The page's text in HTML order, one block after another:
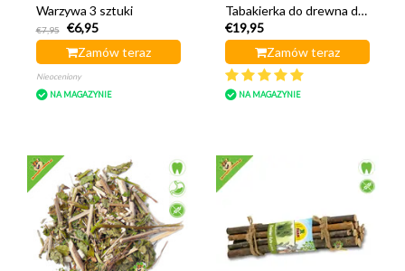
Warzywa 3 sztuki
€7,95
€6,95
Zamów teraz
Nieoceniony
NA MAGAZYNIE
Tabakierka do drewna do
żucia o smaku smacznego
drewna
€19,95
Zamów teraz
NA MAGAZYNIE